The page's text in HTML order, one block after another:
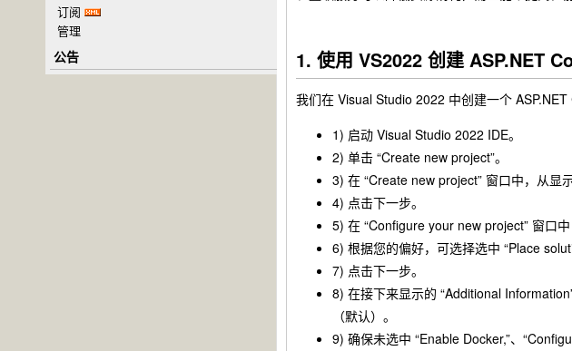
1. 使用 VS2022 创建 ASP.NET
我们在 Visual Studio 2022 中创建一个
1) 启动 Visual Studio 2022 IDE。
2) 单击 “Create new project”。
3) 在 “Create new project” 窗口中，从显
4) 点击下一步。
5) 在 “Configure your new project” 窗口
6) 根据您的偏好，可选择选中 “Place
7) 点击下一步。
8) 在接下来显示的 “Additional
（默认）。
9) 确保未选中 “Enable Docker,”、
订阅
管理
公告